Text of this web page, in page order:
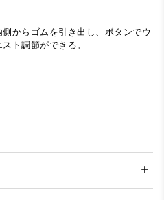
側からゴムを引き出し、ボタンでウ
スト調節ができる。